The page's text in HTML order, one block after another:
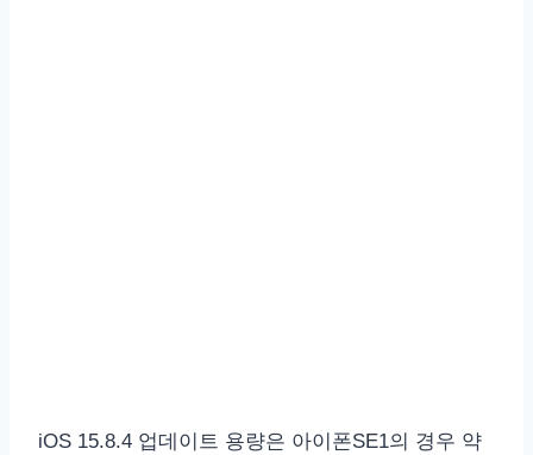
iOS 15.8.4 업데이트 용량은 아이폰SE1의 경우 약